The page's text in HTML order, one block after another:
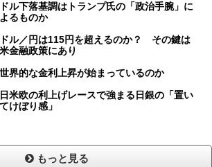
ドル下落基調はトランプ氏の「政治手腕」に
よるものか
ドル／円は115円を超えるのか？ その鍵は
米金融政策にあり
世界的な金利上昇が始まっているのか
日米欧の利上げレースで強まる日銀の「置い
てけぼり感」
もっと見る